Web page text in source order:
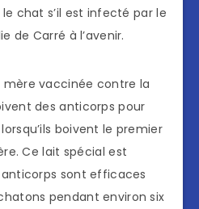
chat s’il est infecté par le
de Carré à l’avenir.
mère vaccinée contre la
des anticorps pour
boivent le premier
Ce lait spécial est
sont efficaces
pendant environ six